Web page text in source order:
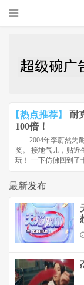
【热点推荐】
耐
100倍！
2004年李蔚然为
奖。 接地气儿，贴近
玩！ 一下仿佛回到
最新发布